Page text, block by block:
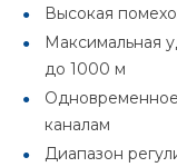
Высокая
Максимальная
до 1000 м
каналам
Диапазон